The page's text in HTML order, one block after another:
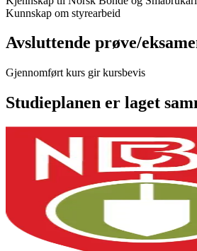
Kunnskap om styrearbeid
Avsluttende prøve/
Gjennomført kurs gir kursbevis
Studieplanen er laget